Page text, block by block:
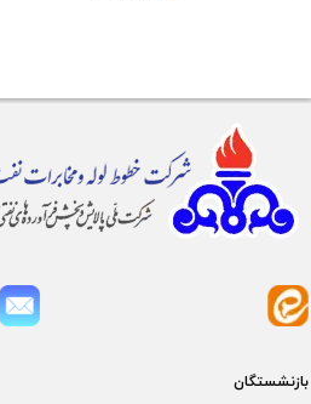
بازنشستگان